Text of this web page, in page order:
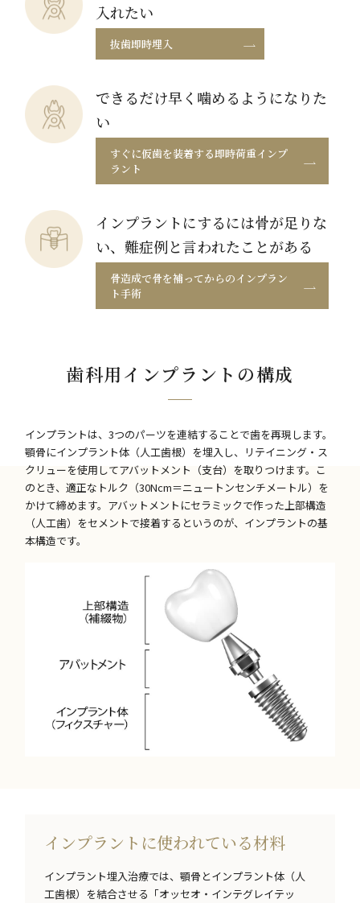
入れたい
抜歯即時埋入
できるだけ早く噛めるようになりた
い
すぐに仮歯を装着する即時荷重インプ
ラント
インプラントにするには骨が足りな
い、難症例と言われたことがある
骨造成で骨を補ってからのインプラン
ト手術
歯科用インプラントの構成
インプラントは、3つのパーツを連結することで歯を再現します。
顎骨にインプラント体（人工歯根）を埋入し、リテイニング・ス
クリューを使用してアバットメント（支台）を取りつけます。こ
のとき、適正なトルク（30Ncm＝ニュートンセンチメートル）を
かけて締めます。アバットメントにセラミックで作った上部構造
（人工歯）をセメントで接着するというのが、インプラントの基
本構造です。
インプラントに使われている材料
インプラント埋入治療では、顎骨とインプラント体（人
工歯根）を結合させる「オッセオ・インテグレイテッ